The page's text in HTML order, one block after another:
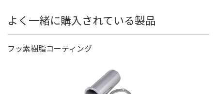
よく一緒に購入されている製品
フッ素樹脂コーティング